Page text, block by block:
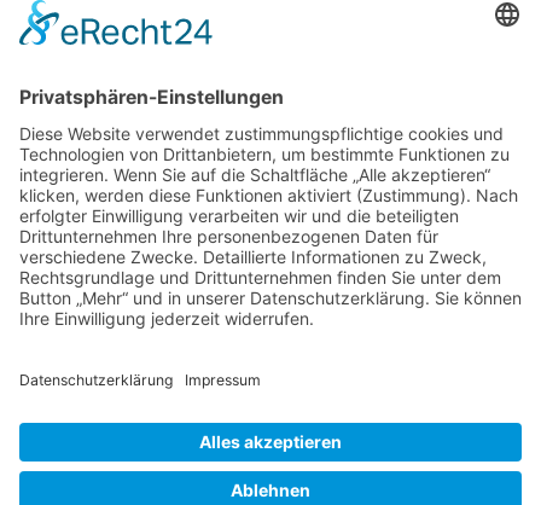
Die Suche ergab 13 Treffer • Seite
Gehe zu
Foren-Übersicht Alle Zeiten sindUTC+02:00